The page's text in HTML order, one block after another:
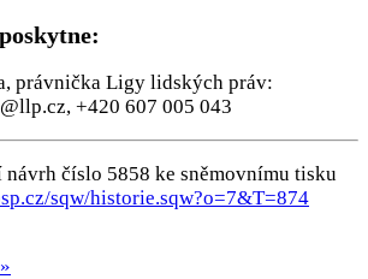
právnička Ligy lidských práv:
+420 607 005 043
návrh číslo 5858 ke sněmovnímu tisku
sqw/historie.sqw?o=7&T=874